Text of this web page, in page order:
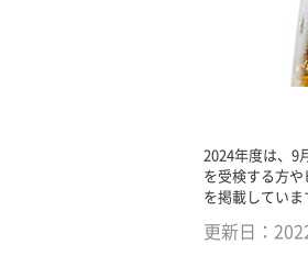
2024年度は、9
を受検する方
を掲載していま
更新日：